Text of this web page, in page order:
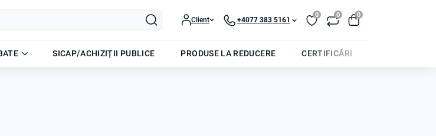
Client +4077 383 5161
0 0 0
SICAP/ACHIZIȚII PUBLICE PRODUSE LA REDUCERE CERTIFICĂRI